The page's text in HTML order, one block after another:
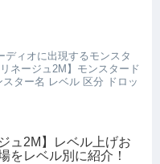
ディオに出現するモンスタ
ネージュ2M】モンスタード
ター名 レベル 区分 ドロッ
ュ2M】レベル上げお
をレベル別に紹介！